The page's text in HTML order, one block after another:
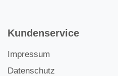
Kundenservice
Impressum
Datenschutz